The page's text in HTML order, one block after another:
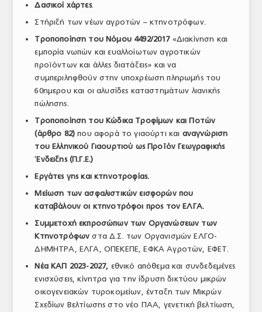
Δασικοί χάρτες.
Στήριξή των νέων αγροτών – κτηνοτρόφων.
Τροποποίηση του Νόμου 4492/2017 «Διακίνηση και
εμπορία νωπών και ευαλλοίωτων αγροτικών
προϊόντων και άλλες διατάξεις» και να
συμπεριληφθούν στην υποχρέωση πληρωμής του
60ημερου και οι αλυσίδες καταστημάτων λιανικής
πώλησης.
Τροποποίηση του Κώδικα Τροφίμων και Ποτών
(άρθρο 82)που αφορά το γιαούρτι και αναγνώριση
του Ελληνικού Γιαουρτιού ως Προϊόν Γεωγραφικής
Ένδειξης (Π.Γ.Ε.)
Εργάτες γης και κτηνοτροφίας.
Μείωση των ασφαλιστικών εισφορών που
καταβάλουν οι κτηνοτρόφοι προς τον ΕΛΓΑ.
Συμμετοχή εκπροσώπων των Οργανώσεων των
Κτηνοτρόφωνστα Δ.Σ. των Οργανισμών ΕΛΓΟ-
ΔΗΜΗΤΡΑ, ΕΛΓΑ, ΟΠΕΚΕΠΕ, ΕΦΚΑ Αγροτών, ΕΦΕΤ.
Νέα ΚΑΠ 2023-2027, εθνικό απόθεμα και συνδεδεμένες
ενισχύσεις, κίνητρα για την ίδρυση δικτύου μικρών
οικογενειακών τυροκομείων, ένταξη των Μικρών
Σχεδίων Βελτίωσης στο νέο ΠΑΑ, γενετική βελτίωση,